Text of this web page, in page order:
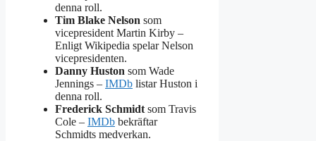
denna roll.
Tim Blake Nelson som
vicepresident Martin Kirby –
Enligt Wikipedia spelar Nelson
vicepresidenten.
Danny Huston som Wade
Jennings – IMDb listar Huston i
denna roll.
Frederick Schmidt som Travis
Cole – IMDb bekräftar
Schmidts medverkan.